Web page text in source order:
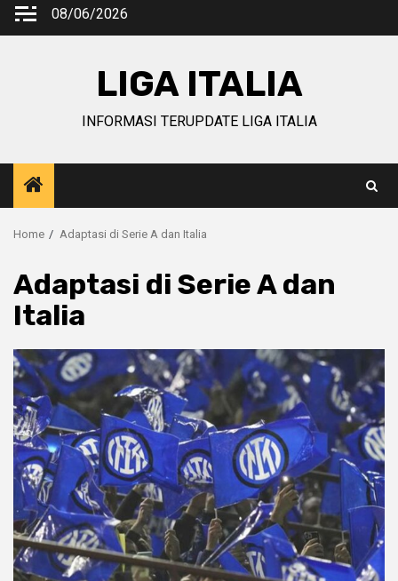
Skip
08/06/2026
LIGA ITALIA
INFORMASI TERUPDATE LIGA ITALIA
Home Adaptasi di Serie A dan Italia
Adaptasi di Serie A dan
Italia